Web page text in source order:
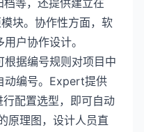
等，还提供建立在
块。协作性方面，软
户协作设计。
据编号规则对项目中
动编号。Expert提供
配置选型，即可自动
原理图，设计人员直